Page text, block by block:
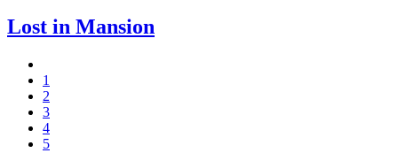
Lost in Mansion
1
2
3
4
5